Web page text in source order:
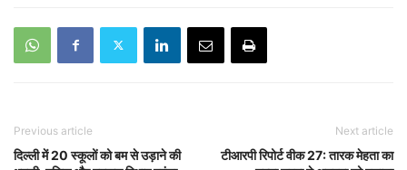
Previous article
दिल्ली में 20 स्कूलों को बम से उड़ाने की
Next article
टीआरपी रिपोर्ट वीक 27: तारक मेहता का